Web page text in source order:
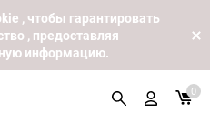
, чтобы гарантировать
, предоставляя
информацию.
0